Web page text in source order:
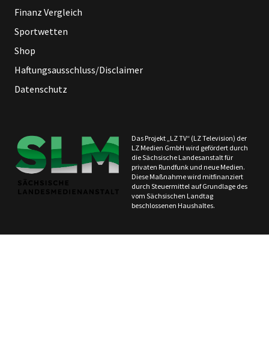
Finanz Vergleich
Sportwetten
Shop
Haftungsausschluss/Disclaimer
Datenschutz
Das Projekt „LZ TV“ (LZ Television) der
LZ Medien GmbH wird gefördert durch
die Sächsische Landesanstalt für
privaten Rundfunk und neue Medien.
Diese Maßnahme wird mitfinanziert
durch Steuermittel auf Grundlage des
vom Sächsischen Landtag
beschlossenen Haushaltes.